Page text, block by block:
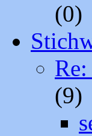
(0)
(9)